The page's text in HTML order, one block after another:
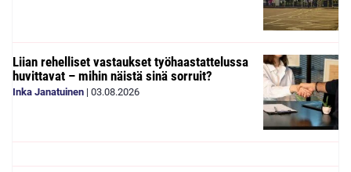
Liian rehelliset vastaukset työhaastattelussa
huvittavat – mihin näistä sinä sorruit?
Inka Janatuinen | 03.08.2026